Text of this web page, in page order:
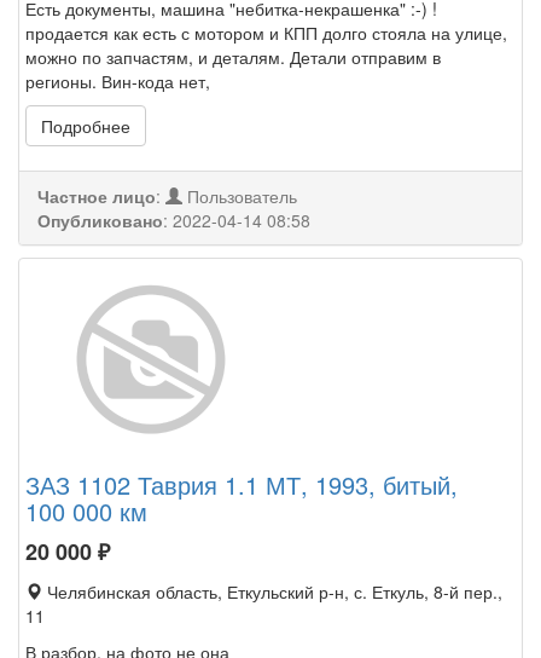
Есть документы, машина "небитка-некрашенка" :-) !
продается как есть с мотором и КПП долго стояла на улице,
можно по запчастям, и деталям. Детали отправим в
регионы. Вин-кода нет,
Подробнее
Частное лицо:
Пользователь
Опубликовано: 2022-04-14 08:58
ЗАЗ 1102 Таврия 1.1 МТ, 1993, битый,
100 000 км
20 000₽
Челябинская область, Еткульский р-н, с. Еткуль, 8-й пер.,
11
В разбор, на фото не она